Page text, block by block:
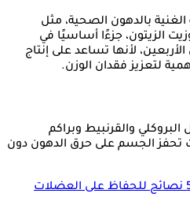
بالدهون الصحية، مثل
الزيتون، جزءًا أساسيًا في
لأنها تساعد على إنتاج
لتعزيز فقدان الوزن.
والقرنبيط وبراكم
تحفز الجسم على حرق الدهون دون